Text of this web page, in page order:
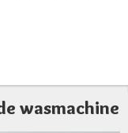
wasmachine